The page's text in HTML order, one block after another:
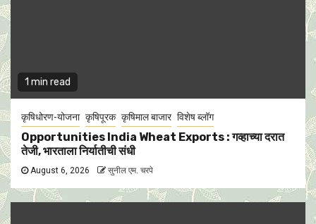
1 min read
कृषिधोरण-योजना कृषिपूरक कृषिमाल बाजार विशेष ब्लॉग
Opportunities India Wheat Exports : गव्हाच्या दरात
तेजी, भारताला निर्यातीची संधी
August 6, 2026 सुनील एम. चरपे